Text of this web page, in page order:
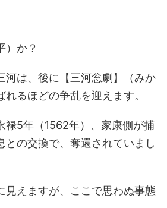
）か？
河は、後に【三河忩劇】（みか
るほどの争乱を迎えます。
禄5年（1562年）、家康側が捕
との交換で、奪還されていまし
見えますが、ここで思わぬ事態